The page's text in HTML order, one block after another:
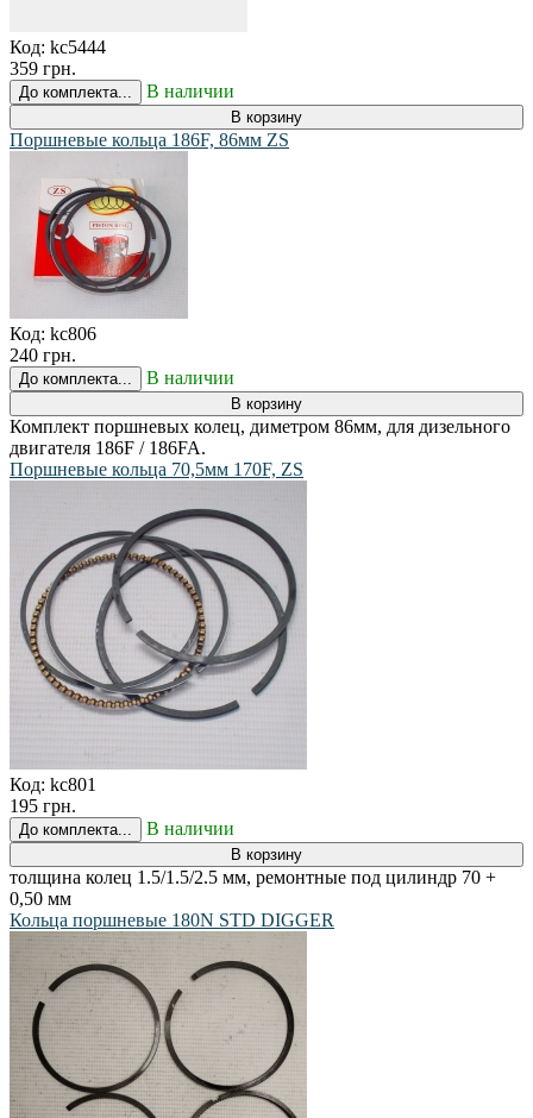
Код: kc5444
359 грн.
До комплекта... В наличии
В корзину
Поршневые кольца 186F, 86мм ZS
Код: kc806
240 грн.
До комплекта... В наличии
В корзину
Комплект поршневых колец, диметром 86мм, для дизельного
двигателя 186F / 186FA.
Поршневые кольца 70,5мм 170F, ZS
Код: kc801
195 грн.
До комплекта... В наличии
В корзину
толщина колец 1.5/1.5/2.5 мм, ремонтные под цилиндр 70 +
0,50 мм
Кольца поршневые 180N STD DIGGER